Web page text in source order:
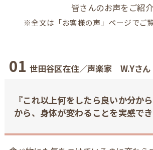
皆さんのお声をご紹介
※全文は「お客様の声」ページでご
01 世田谷区在住／声楽家 W.Yさん
『これ以上何をしたら良いか分から
から、身体が変わることを実感で